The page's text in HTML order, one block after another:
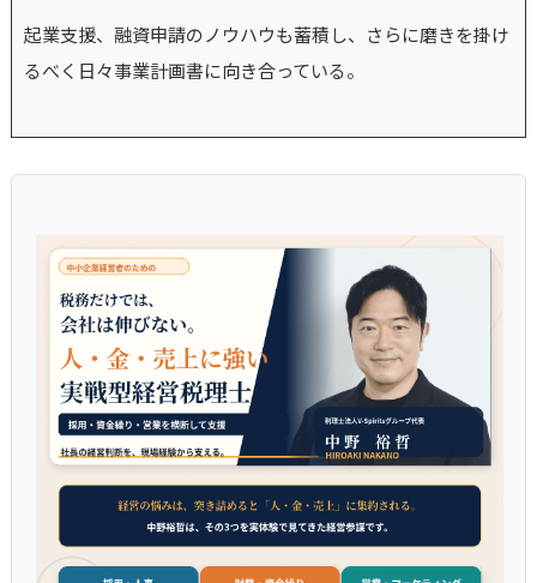
起業支援、融資申請のノウハウも蓄積し、さらに磨きを掛け
るべく日々事業計画書に向き合っている。